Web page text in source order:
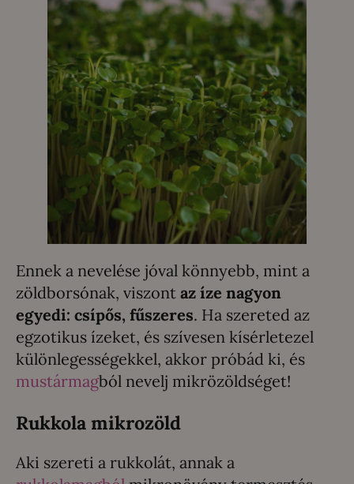
Ennek a nevelése jóval könnyebb, mint a
zöldborsónak, viszont az íze nagyon
egyedi: csípős, fűszeres. Ha szereted az
egzotikus ízeket, és szívesen kísérletezel
különlegességekkel, akkor próbád ki, és
mustármagból nevelj mikrözöldséget!
Rukkola mikrozöld
Aki szereti a rukkolát, annak a